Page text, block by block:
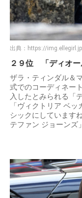
出典： https://img.ellegirl.jp
２９位 「ディオー
ザラ・ティンダル＆
式でのコーディネー
入したとみられる「
「ヴィクトリア ベ
シックにしています
テファン ジョーンズ